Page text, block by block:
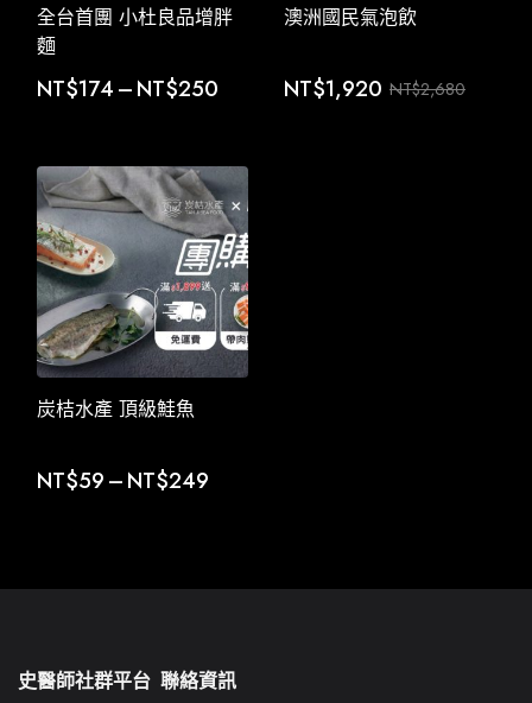
全台首團 小杜良品增胖
麵
NT$174–NT$250
澳洲國民氣泡飲
NT$2,680
NT$1,920
炭桔水產 頂級鮭魚
NT$59–NT$249
史醫師社群平台 聯絡資訊